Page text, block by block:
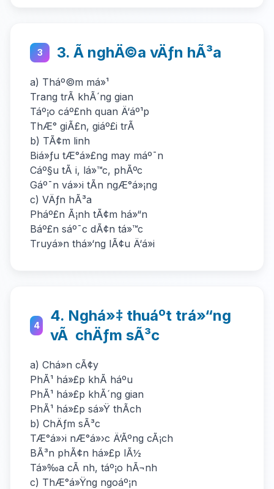
3 3. Ã nghÄ©a vÄƒn hÃ³a
a) Tháº©m má»¹
Trang trÃ­ khÃ´ng gian
Táº¡o cáº£nh quan Ä‘áº¹p
ThÆ° giÃ£n, giáº£i trÃ­
b) TÃ¢m linh
Biá»ƒu tÆ°á»£ng may máº¯n
Cáº§u tÃ i, lá»™c, phÃºc
Gáº¯n vá»›i tÃ­n ngÆ°á»¡ng
c) VÄƒn hÃ³a
Pháº£n Ã¡nh tÃ¢m há»“n
Báº£n sáº¯c dÃ¢n tá»™c
Truyá»n thá»‘ng lÃ¢u Ä‘á»i
4
4. Nghá»‡ thuáº­t trá»“ng
vÃ chÄƒm sÃ³c
a) Chá»n cÃ¢y
PhÃ¹ há»£p khÃ­ háº­u
PhÃ¹ há»£p khÃ´ng gian
PhÃ¹ há»£p sá»Ÿ thÃ­ch
b) ChÄƒm sÃ³c
TÆ°á»›i nÆ°á»›c Ä‘Ãºng cÃ¡ch
BÃ³n phÃ¢n há»£p lÃ½
Tá»‰a cÃ nh, táº¡o hÃ¬nh
c) ThÆ°á»Ÿng ngoáº¡n